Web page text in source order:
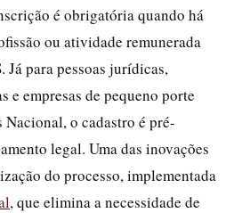
é obrigatória quando há
ou atividade remunerada
Já para pessoas jurídicas,
e empresas de pequeno porte
Nacional, o cadastro é pré-
legal. Uma das inovações
do processo, implementada
, que elimina a necessidade de